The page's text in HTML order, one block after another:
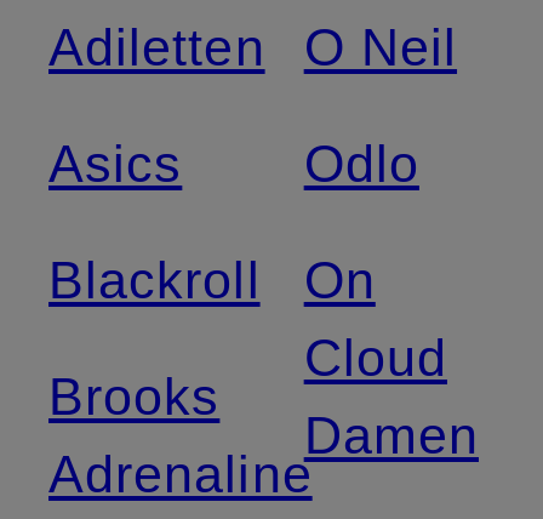
Adiletten
Asics
Blackroll
Brooks
Adrenaline
O Neil
Odlo
On
Cloud
Damen